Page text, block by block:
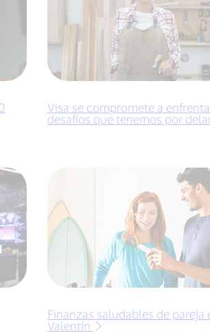
Visa se compromete a
desafíos que tenemos por
Finanzas saludables de pareja
Valentín